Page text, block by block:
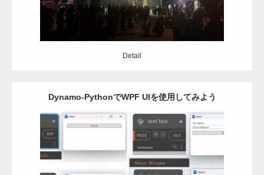
Detail
Dynamo-PythonでWPF UIを使用してみよう
Category:Dynamo Revit python